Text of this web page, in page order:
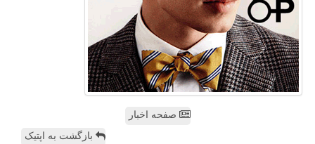
صفحه اخبار
بازگشت به اپتیک